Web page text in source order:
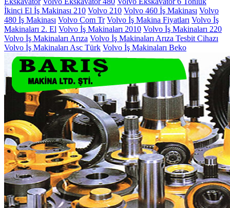
İkinci El İş Makinası 210 Volvo 210 Volvo 460 İş Makinası Volvo
480 İş Makinası Volvo Com Tr Volvo İş Makina Fiyatları Volvo İş
Makinaları 2. El Volvo İş Makinaları 2010 Volvo İş Makinaları 220
Volvo İş Makinaları Arıza Volvo İş Makinaları Arıza Tesbit Cihazı
Volvo İş Makinaları Asc Türk Volvo İş Makinaları Beko